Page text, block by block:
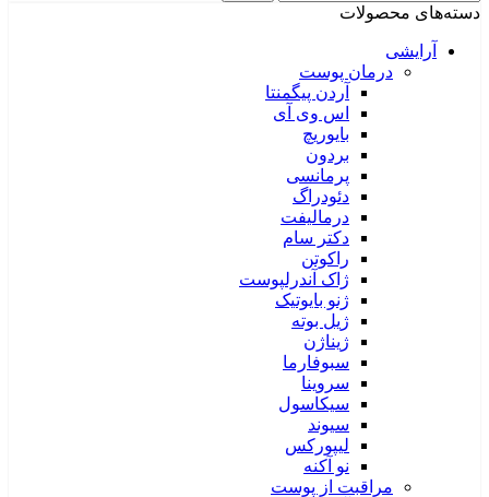
دسته‌های محصولات
آرایشی
درمان پوست
آردن پیگمنتا
اس وی آی
بایوریچ
بردون
پرمانسی
دئودراگ
درمالیفت
دکتر سام
راکوتن
ژاک آندرلپوست
ژنو بایوتیک
ژیل بوته
ژیناژن
سبوفارما
سروینا
سیکاسول
سیوند
لیپورکس
نو آکنه
مراقبت از پوست